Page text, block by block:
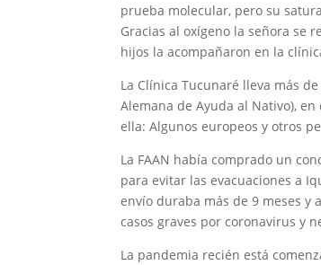
prueba molecular, pero su
Gracias al oxígeno la señora se
hijos la acompañaron en la
La Clínica Tucunaré lleva más
Alemana de Ayuda al Nativo),
ella: Algunos europeos y otros
La FAAN había comprado un
para evitar las evacuaciones a
envío duraba más de 9 meses y
casos graves por coronavirus y
La pandemia recién está